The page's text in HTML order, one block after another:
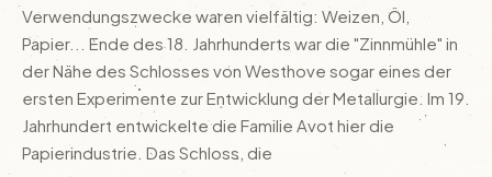
Verwendungszwecke waren vielfältig: Weizen, Öl,
Papier... Ende des 18. Jahrhunderts war die "Zinnmühle" in
der Nähe des Schlosses von Westhove sogar eines der
ersten Experimente zur Entwicklung der Metallurgie. Im 19.
Jahrhundert entwickelte die Familie Avot hier die
Papierindustrie. Das Schloss, die